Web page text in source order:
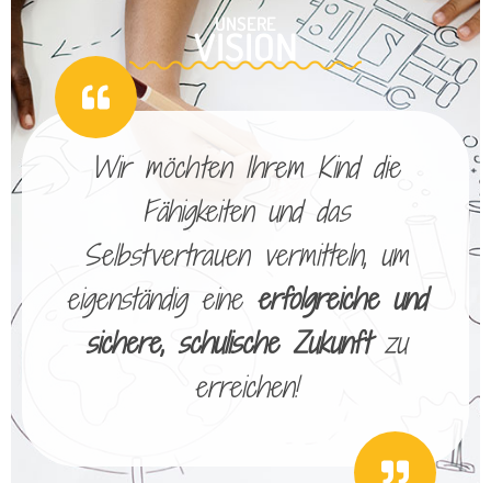
UNSERE
VISION
Wir möchten Ihrem Kind die
Fähigkeiten und das
Selbstvertrauen vermitteln, um
eigenständig eine erfolgreiche und
sichere, schulische Zukunftzu
erreichen!